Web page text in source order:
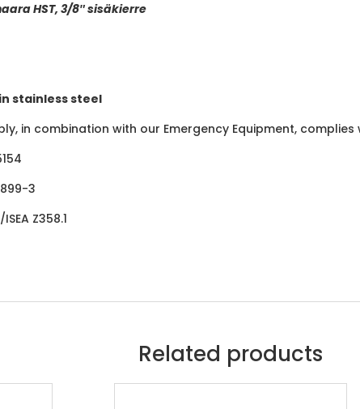
HST, 3/8″ sisäkierre
stainless steel
in combination with our Emergency Equipment,
3
Z358.1
Related products